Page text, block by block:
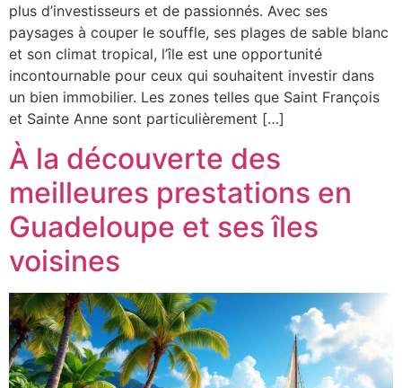
plus d’investisseurs et de passionnés. Avec ses
paysages à couper le souffle, ses plages de sable blanc
et son climat tropical, l’île est une opportunité
incontournable pour ceux qui souhaitent investir dans
un bien immobilier. Les zones telles que Saint François
et Sainte Anne sont particulièrement […]
À la découverte des
meilleures prestations en
Guadeloupe et ses îles
voisines